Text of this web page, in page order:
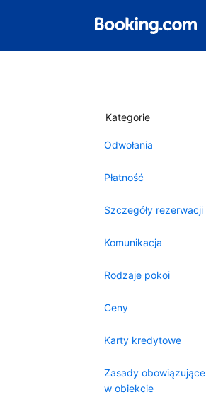
Kategorie
Odwołania
Płatność
Szczegóły rezerwacji
Komunikacja
Rodzaje pokoi
Ceny
Karty kredytowe
Zasady obowiązujące
w obiekcie